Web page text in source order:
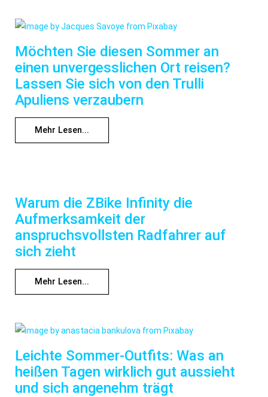
Möchten Sie diesen Sommer an
einen unvergesslichen Ort reisen?
Lassen Sie sich von den Trulli
Apuliens verzaubern
Mehr Lesen...
Warum die ZBike Infinity die
Aufmerksamkeit der
anspruchsvollsten Radfahrer auf
sich zieht
Mehr Lesen...
Leichte Sommer-Outfits: Was an
heißen Tagen wirklich gut aussieht
und sich angenehm trägt